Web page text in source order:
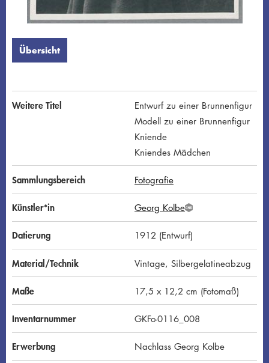
Übersicht
Weitere Titel
Entwurf zu einer Brunnenfigur
Modell zu einer Brunnenfigur
Kniende
Kniendes Mädchen
Sammlungsbereich Fotografie
Künstler*in Georg KolbeG
N
D
Datierung 1912 (Entwurf)
Material/Technik Vintage, Silbergelatineabzug
Maße 17,5 x 12,2 cm (Fotomaß)
Inventarnummer GKFo-0116_008
Erwerbung Nachlass Georg Kolbe